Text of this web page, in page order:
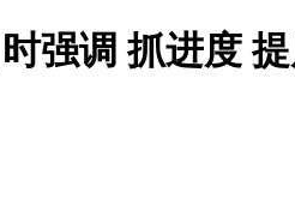
强调 抓进度